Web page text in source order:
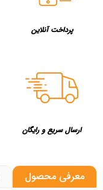
پرداخت آنلاین
ارسال سریع و رایگان
معرفی محصول